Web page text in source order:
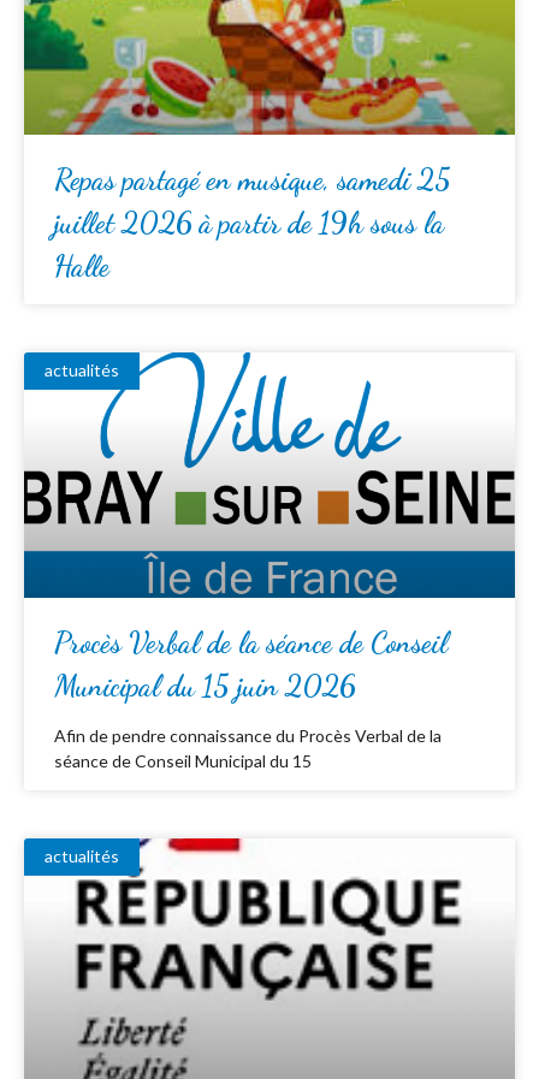
Repas partagé en musique, samedi 25
juillet 2026 à partir de 19h sous la
Halle
actualités
Procès Verbal de la séance de Conseil
Municipal du 15 juin 2026
Afin de pendre connaissance du Procès Verbal de la
séance de Conseil Municipal du 15
actualités